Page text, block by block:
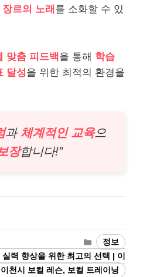
르의 노래 를 소화할 수 있
맞춤 피드백을 통해 학습
달성을 위한 최적의 환경을
과 체계적인 교육으
장합니다!”
Categories
정보
력 향상을 위한 최고의 선택 | 이
천시 보컬 레슨, 보컬 트레이닝